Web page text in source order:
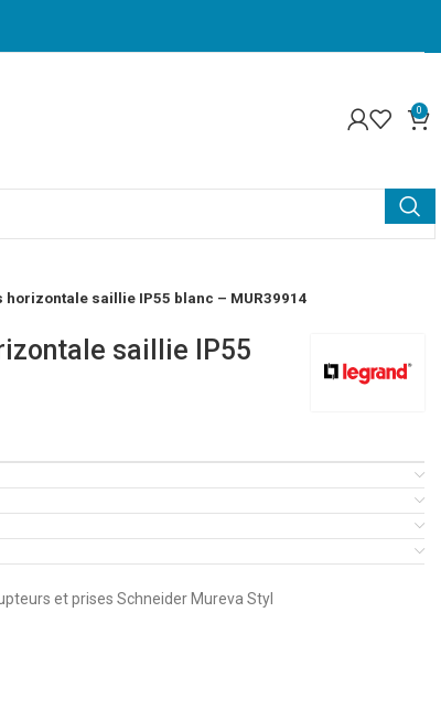
0
horizontale saillie IP55 blanc – MUR39914
saillie IP55
et prises Schneider Mureva Styl